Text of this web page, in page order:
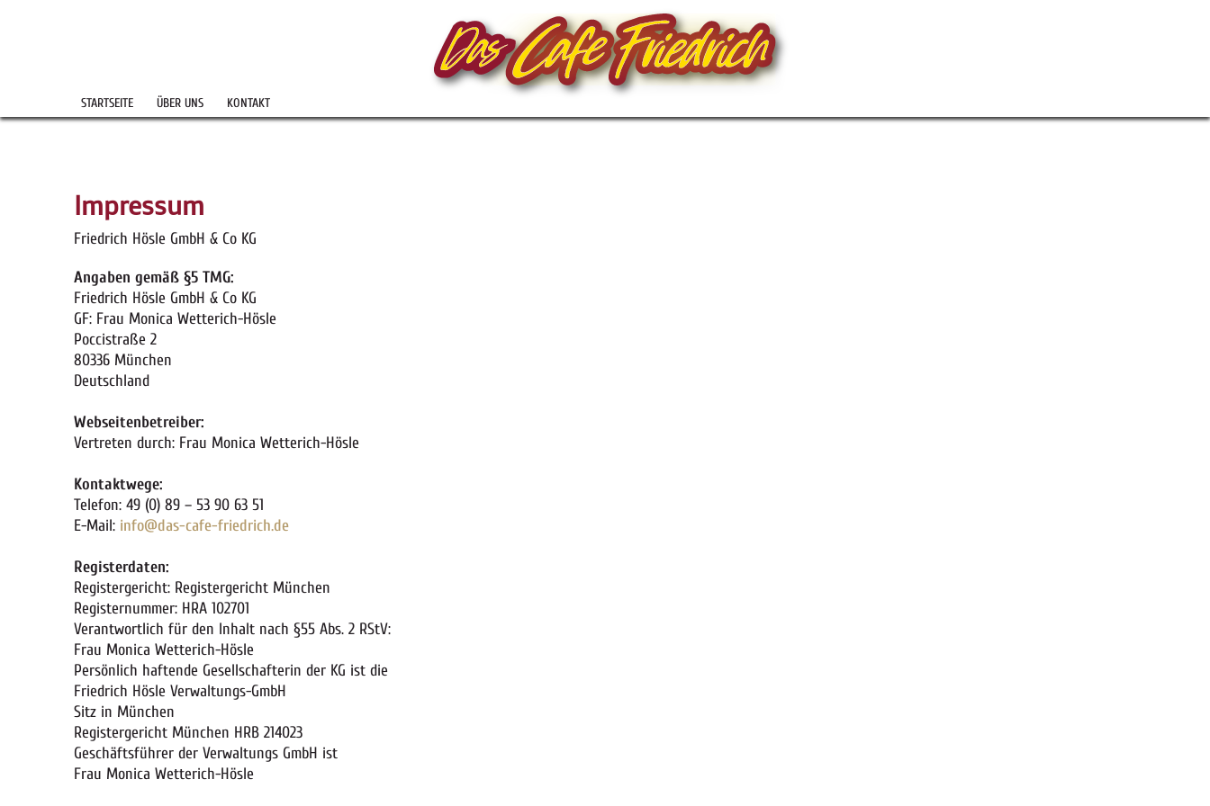
STARTSEITE ÜBER UNS KONTAKT
Impressum
Friedrich Hösle GmbH & Co KG
Angaben gemäß §5 TMG:
Friedrich Hösle GmbH & Co KG
GF: Frau Monica Wetterich-Hösle
Poccistraße 2
80336 München
Deutschland
Webseitenbetreiber:
Vertreten durch: Frau Monica Wetterich-Hösle
Kontaktwege:
Telefon: 49 (0) 89 – 53 90 63 51
E-Mail: info@das-cafe-friedrich.de
Registerdaten:
Registergericht: Registergericht München
Registernummer: HRA 102701
Verantwortlich für den Inhalt nach §55 Abs. 2 RStV:
Frau Monica Wetterich-Hösle
Persönlich haftende Gesellschafterin der KG ist die
Friedrich Hösle Verwaltungs-GmbH
Sitz in München
Registergericht München HRB 214023
Geschäftsführer der Verwaltungs GmbH ist
Frau Monica Wetterich-Hösle